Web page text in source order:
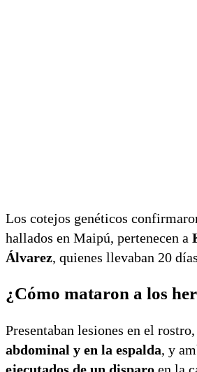
Los cotejos genéticos
hallados en Maipú, pertenecen a
Álvarez, quienes llevaban 20
¿Cómo mataron a los
Presentaban lesiones en el rostro,
abdominal y en la espalda, y